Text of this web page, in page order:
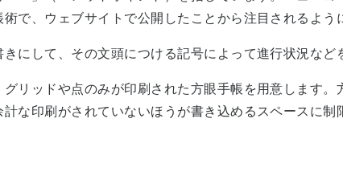
で、ウェブサイトで公開したことから注目されるよう
して、その文頭につける記号によって進行状況など
リッドや点のみが印刷された方眼手帳を用意します。
な印刷がされていないほうが書き込めるスペースに制